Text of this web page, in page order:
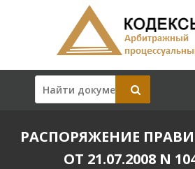
РАСПОРЯЖЕНИЕ
ОТ 21.07.2008 N